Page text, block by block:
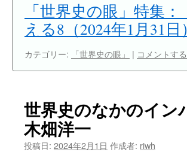
「世界史の眼」特集
える8（2024年1月31日）
カテゴリー: 「世界史の眼」 | コメントする
世界史のなかのイン
木畑洋一
投稿日: 2024年2月1日 作成者: riwh